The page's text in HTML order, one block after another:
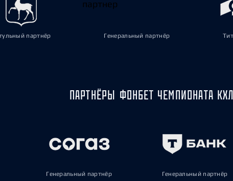
партнёр Генеральный партнёр
ПАРТНЁРЫ ФОНБЕТ ЧЕМПИОНАТА
Генеральный партнёр Генеральный партнёр